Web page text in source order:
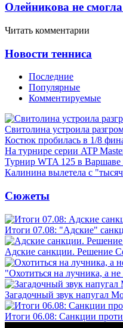
Олейникова не
Читать комментарии
Новости тенниса
Последние
Популярные
Комментируемые
Свитолина устроила
Костюк пробилась в 1/8
На турнире серии ATP
Турнир WTA 125 в Варшаве
Калинина вылетела с
Сюжеты
Итоги 07.08: "Адские"
Адские санкции. Решение
"Охотиться на лучника, а
Загадочный звук напугал
Итоги 06.08: Санкции